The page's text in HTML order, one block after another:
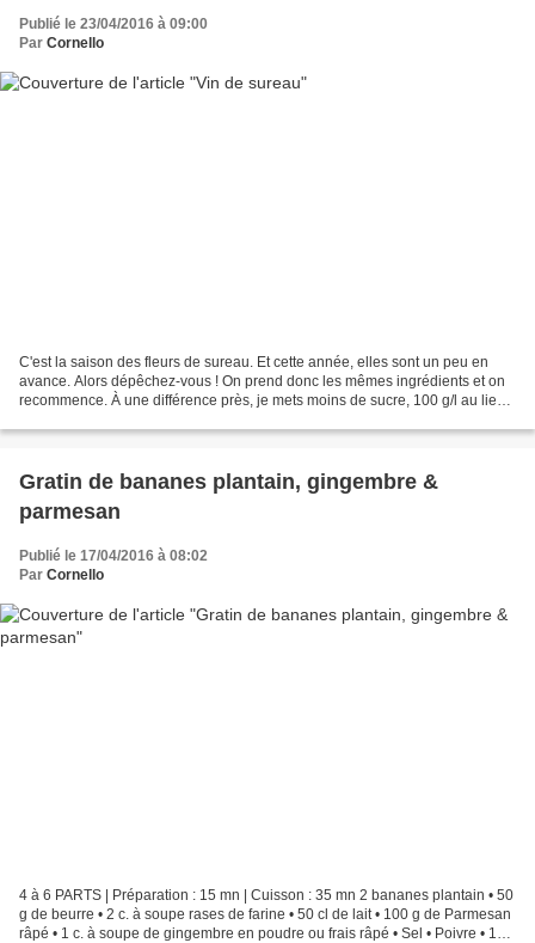
Publié le 23/04/2016 à 09:00
Par Cornello
C'est la saison des fleurs de sureau. Et cette année, elles sont un peu en
avance. Alors dépêchez-vous ! On prend donc les mêmes ingrédients et on
recommence. À une différence près, je mets moins de sucre, 100 g/l au lieu
Gratin de bananes plantain, gingembre &
parmesan
Publié le 17/04/2016 à 08:02
Par Cornello
4 à 6 PARTS | Préparation : 15 mn | Cuisson : 35 mn 2 bananes plantain • 50
g de beurre • 2 c. à soupe rases de farine • 50 cl de lait • 100 g de Parmesan
râpé • 1 c. à soupe de gingembre en poudre ou frais râpé • Sel • Poivre • 1